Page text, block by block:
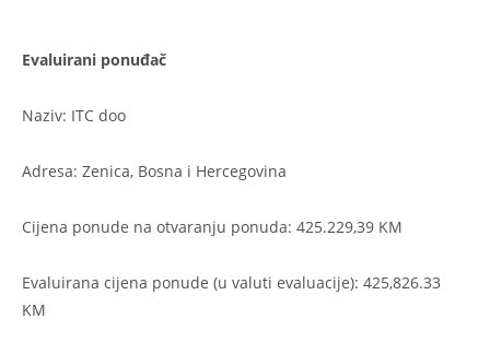
Evaluirani ponuđač
Naziv: ITC doo
Adresa: Zenica, Bosna i Hercegovina
Cijena ponude na otvaranju ponuda: 425.229,39 KM
Evaluirana cijena ponude (u valuti evaluacije): 425,826.33
KM